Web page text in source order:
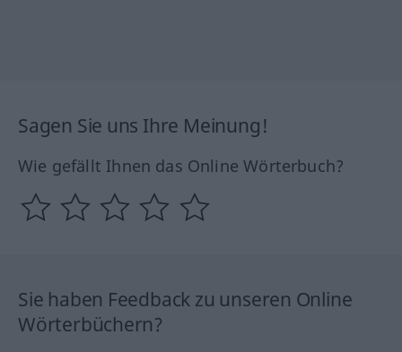
Sagen Sie uns Ihre Meinung!
Wie gefällt Ihnen das Online Wörterbuch?
Sie haben Feedback zu unseren Online
Wörterbüchern?